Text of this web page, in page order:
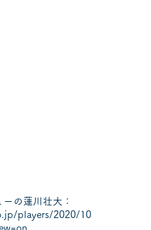
ーの蓮川壮大：
players/2020/10